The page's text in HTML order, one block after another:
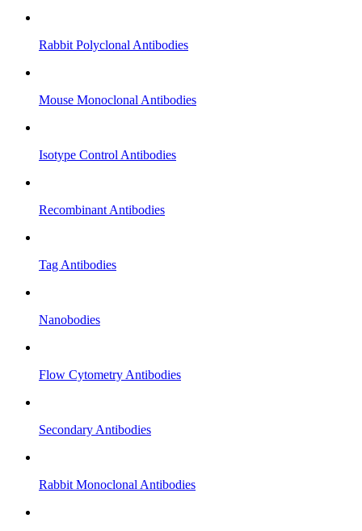
Rabbit Polyclonal Antibodies
Mouse Monoclonal Antibodies
Isotype Control Antibodies
Recombinant Antibodies
Tag Antibodies
Nanobodies
Flow Cytometry Antibodies
Secondary Antibodies
Rabbit Monoclonal Antibodies